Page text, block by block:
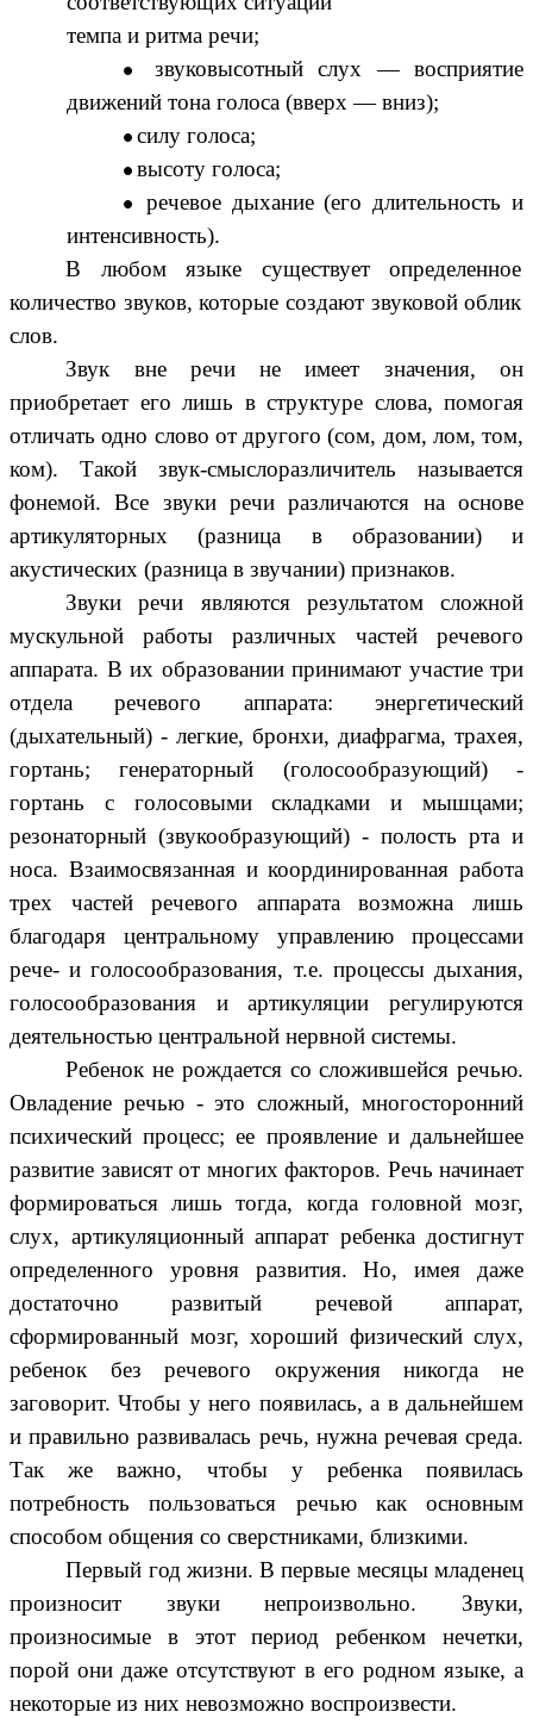
темпа и ритма речи;
звуковысотный слух — восприятие
движений тона голоса (вверх — вниз);
силу голоса;
высоту голоса;
речевое дыхание (его длительность и
интенсивность).
В любом языке существует определенное
количество звуков, которые создают звуковой облик
слов.
Звук вне речи не имеет значения, он
приобретает его лишь в структуре слова, помогая
отличать одно слово от другого (сом, дом, лом, том,
ком). Такой звук-смыслоразличитель называется
фонемой. Все звуки речи различаются на основе
артикуляторных (разница в образовании) и
акустических (разница в звучании) признаков.
Звуки речи являются результатом сложной
мускульной работы различных частей речевого
аппарата. В их образовании принимают участие три
отдела речевого аппарата: энергетический
(дыхательный) - легкие, бронхи, диафрагма, трахея,
гортань; генераторный (голосообразующий) -
гортань с голосовыми складками и мышцами;
резонаторный (звукообразующий) - полость рта и
носа. Взаимосвязанная и координированная работа
трех частей речевого аппарата возможна лишь
благодаря центральному управлению процессами
рече- и голосообразования, т.е. процессы дыхания,
голосообразования и артикуляции регулируются
деятельностью центральной нервной системы.
Ребенок не рождается со сложившейся речью.
Овладение речью - это сложный, многосторонний
психический процесс; ее проявление и дальнейшее
развитие зависят от многих факторов. Речь начинает
формироваться лишь тогда, когда головной мозг,
слух, артикуляционный аппарат ребенка достигнут
определенного уровня развития. Но, имея даже
достаточно развитый речевой аппарат,
сформированный мозг, хороший физический слух,
ребенок без речевого окружения никогда не
заговорит. Чтобы у него появилась, а в дальнейшем
и правильно развивалась речь, нужна речевая среда.
Так же важно, чтобы у ребенка появилась
потребность пользоваться речью как основным
способом общения со сверстниками, близкими.
Первый год жизни. В первые месяцы младенец
произносит звуки непроизвольно. Звуки,
произносимые в этот период ребенком нечетки,
порой они даже отсутствуют в его родном языке, а
некоторые из них невозможно воспроизвести.